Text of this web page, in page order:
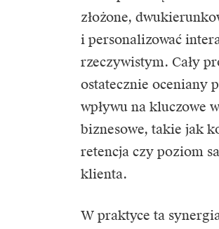
złożone,
i personalizować
rzeczywistym. Cały
ostatecznie oceniany
wpływu na kluczowe
biznesowe, takie jak
retencja czy poziom
klienta.
W praktyce ta